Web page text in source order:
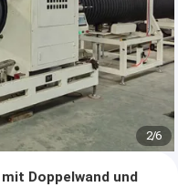
2/6
Doppelwand und